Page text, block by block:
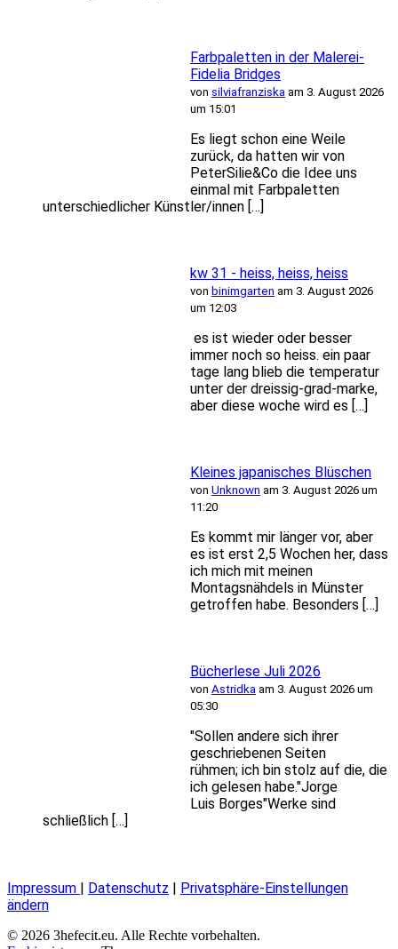
Farbpaletten in der Malerei-
Fidelia Bridges
von silviafranziska am 3. August 2026
um 15:01
Es liegt schon eine Weile
zurück, da hatten wir von
PeterSilie&Co die Idee uns
einmal mit Farbpaletten
unterschiedlicher Künstler/innen […]
kw 31 - heiss, heiss, heiss
von binimgarten am 3. August 2026
um 12:03
es ist wieder oder besser
immer noch so heiss. ein paar
tage lang blieb die temperatur
unter der dreissig-grad-marke,
aber diese woche wird es […]
Kleines japanisches Blüschen
von Unknown am 3. August 2026 um
11:20
Es kommt mir länger vor, aber
es ist erst 2,5 Wochen her, dass
ich mich mit meinen
Montagsnähdels in Münster
getroffen habe. Besonders […]
Bücherlese Juli 2026
von Astridka am 3. August 2026 um
05:30
"Sollen andere sich ihrer
geschriebenen Seiten
rühmen; ich bin stolz auf die, die
ich gelesen habe."Jorge
Luis Borges"Werke sind
schließlich […]
Impressum | Datenschutz | Privatsphäre-Einstellungen
ändern
© 2026 3hefecit.eu. Alle Rechte vorbehalten.